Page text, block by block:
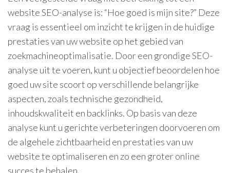
website SEO-analyse is: “Hoe goed is mijn site?” Deze
vraag is essentieel om inzicht te krijgen in de huidige
prestaties van uw website op het gebied van
zoekmachineoptimalisatie. Door een grondige SEO-
analyse uit te voeren, kunt u objectief beoordelen hoe
goed uw site scoort op verschillende belangrijke
aspecten, zoals technische gezondheid,
inhoudskwaliteit en backlinks. Op basis van deze
analyse kunt u gerichte verbeteringen doorvoeren om
de algehele zichtbaarheid en prestaties van uw
website te optimaliseren en zo een groter online
succes te behalen.